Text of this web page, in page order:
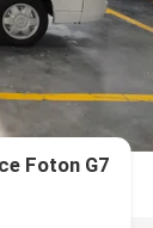
Foton G7